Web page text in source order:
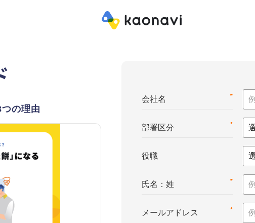
の理由
*
会社名
*
部署区分
役職
*
氏名：姓
*
メールアドレス